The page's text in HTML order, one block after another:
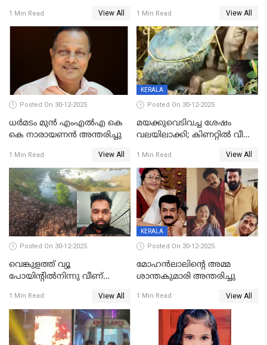
പിടികൂടി പൊലീസ്
1 Min Read View All
സെന്ററിലെ അധ്യാപകന്‍
മർദിച്ചതായി പരാതി
1 Min Read View All
Posted On 30-12-2025
ധർമടം മുൻ എംഎല്‍എ കെ
കെ നാരായണന്‍ അന്തരിച്ചു
1 Min Read View All
KERALA
Posted On 30-12-2025
മയക്കുവെടിവച്ച ശേഷം
വലയിലാക്കി; കിണറ്റിൽ വീണ
1 Min Read View All
Posted On 30-12-2025
വെങ്കുളത്ത് വ്യൂ
പോയിന്റിൽനിന്നു വീണ്
1 Min Read View All
KERALA
Posted On 30-12-2025
മോഹന്‍ലാലിന്‍റെ അമ്മ
ശാന്തകുമാരി അന്തരിച്ചു
1 Min Read View All